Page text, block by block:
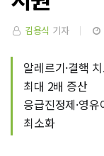
김용식 기자
알레르기·결핵
최대 2배 증산
응급진정제·영
최소화